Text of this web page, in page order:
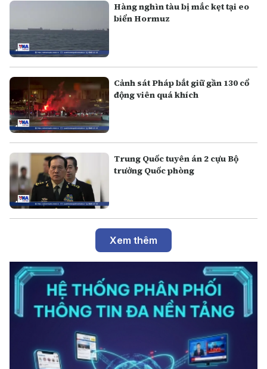
Hàng nghìn tàu bị mắc kẹt tại eo
biển Hormuz
Cảnh sát Pháp bắt giữ gần 130 cổ
động viên quá khích
Trung Quốc tuyên án 2 cựu Bộ
trưởng Quốc phòng
Xem thêm